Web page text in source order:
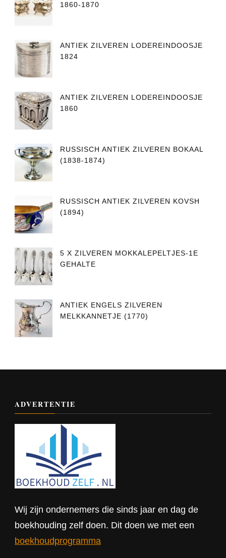
1860-1870
ANTIEK ZILVEREN LODEREINDOOSJE
1824
ANTIEK ZILVEREN LODEREINDOOSJE
1860
RUSSISCH ANTIEK ZILVEREN BOKAAL
(1838-1874)
RUSSISCH ANTIEK ZILVEREN KOVSH
(1894)
5 X ZILVEREN MOKKALEPELTJES-1E
GEHALTE
ANTIEK ENGELS ZILVEREN
MELKKANNETJE (1770)
ADVERTENTIE
Wij zijn ondernemers die sinds jaar en dag de
boekhouding zelf doen. Dit doen we met een
boekhoudprogramma